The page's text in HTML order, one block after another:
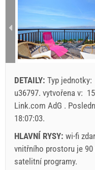
85.71
min. nocí
7
příjezd
Nabídky:
Holiday-Link platí: 4.
Povinné:
za_person), Registrace
31.12.): 5 EUR (once -
2
3
9
10
16
17
30
31
DETAILY: Typ jednotky:
u36797. vytvořena v:
Link.com AdG .
18:07:03.
HLAVNÍ RYSY: wi-fi
vnitřního prostoru je 90
satelitní programy.